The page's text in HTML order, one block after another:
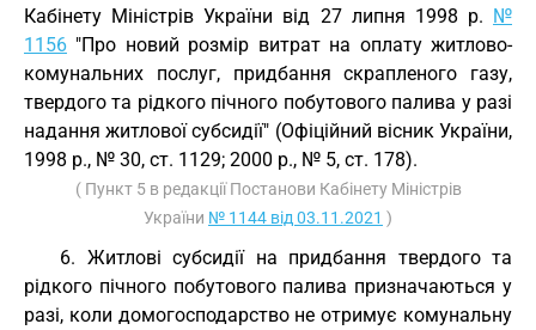
Кабінету Міністрів України від 27 липня 1998 р. №
1156 "Про новий розмір витрат на оплату житлово-
комунальних послуг, придбання скрапленого газу,
твердого та рідкого пічного побутового палива у разі
надання житлової субсидії" (Офіційний вісник України,
1998 р., № 30, ст. 1129; 2000 р., № 5, ст. 178).
( Пункт 5 в редакції Постанови Кабінету Міністрів
України № 1144 від 03.11.2021 )
6. Житлові субсидії на придбання твердого та
рідкого пічного побутового палива призначаються у
разі, коли домогосподарство не отримує комунальну